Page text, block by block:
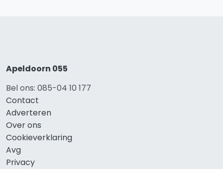
Apeldoorn 055
Bel ons: 085-04 10 177
Contact
Adverteren
Over ons
Cookieverklaring
Avg
Privacy